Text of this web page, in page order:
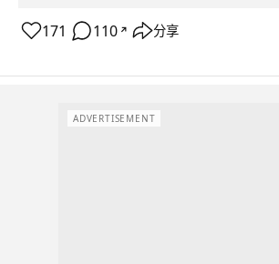
171 110 ↗ 分享
ADVERTISEMENT